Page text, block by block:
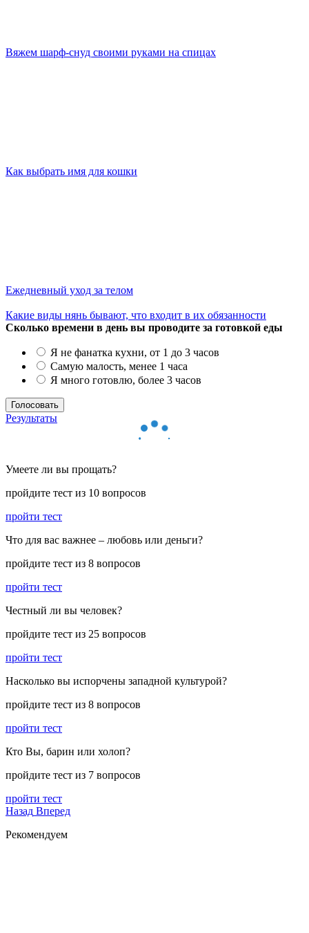
Вяжем шарф-снуд своими руками на спицах
Как выбрать имя для кошки
Ежедневный уход за телом
Какие виды нянь бывают, что входит в их обязанности
Сколько времени в день вы проводите за готовкой еды
Я не фанатка кухни, от 1 до 3 часов
Самую малость, менее 1 часа
Я много готовлю, более 3 часов
Результаты
Умеете ли вы прощать?
пройдите тест из 10 вопросов
пройти тест
Что для вас важнее – любовь или деньги?
пройдите тест из 8 вопросов
пройти тест
Честный ли вы человек?
пройдите тест из 25 вопросов
пройти тест
Насколько вы испорчены западной культурой?
пройдите тест из 8 вопросов
пройти тест
Кто Вы, барин или холоп?
пройдите тест из 7 вопросов
пройти тест
Назад Вперед
Рекомендуем